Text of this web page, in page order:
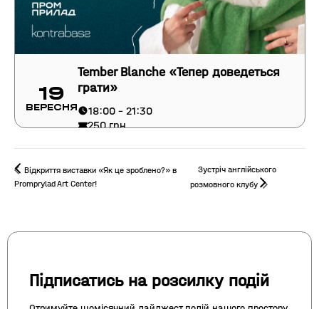
19
Вересня
Tember Blanche «Тепер доведеться
грати»
18:00 - 21:30
250 грн
Відкриття виставки «Як це зроблено?» в
Promprylad Art Center!
Зустріч англійського
розмовного клубу
Підписатись на розсилку подій